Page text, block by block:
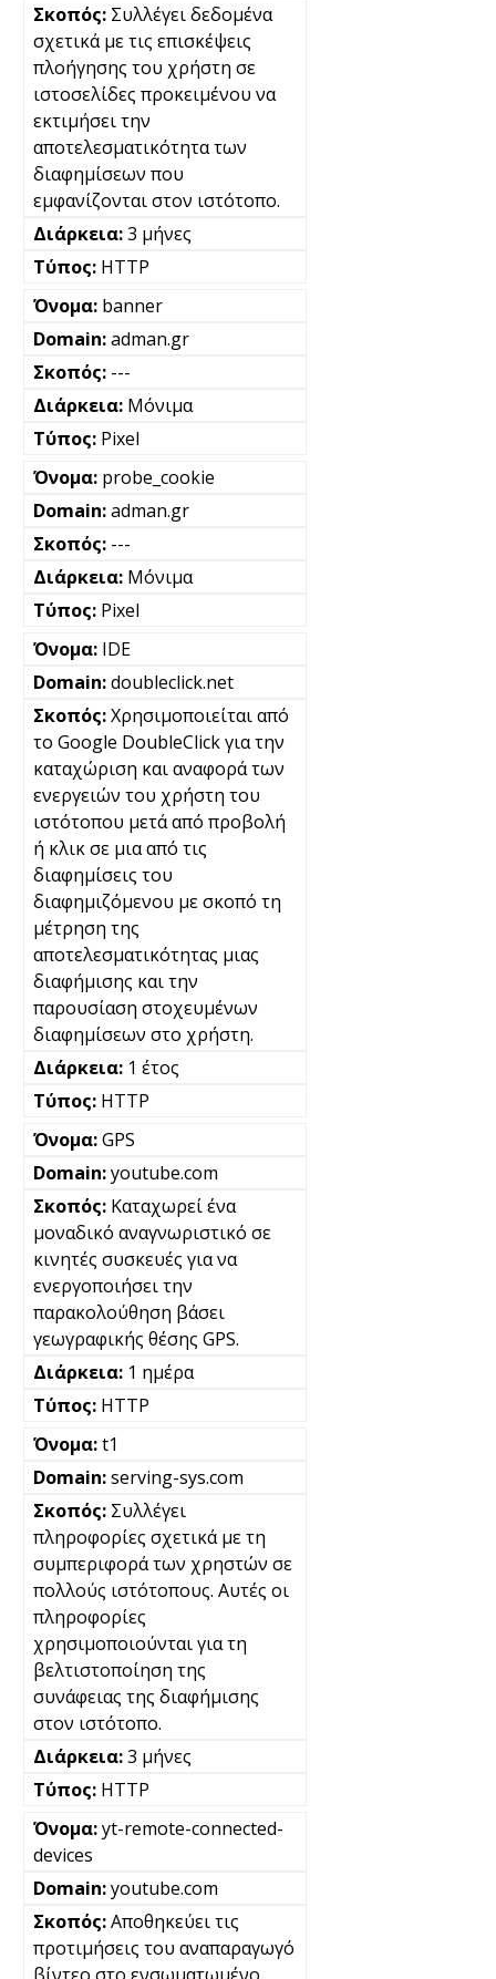
Συλλέγει δεδομένα
σχετικά με τις επισκέψεις
πλοήγησης του χρήστη σε
ιστοσελίδες προκειμένου να
εκτιμήσει την
αποτελεσματικότητα των
διαφημίσεων που
εμφανίζονται στον ιστότοπο.
3 μήνες
HTTP
banner
adman.gr
---
Μόνιμα
Pixel
probe_cookie
adman.gr
---
Μόνιμα
Pixel
IDE
doubleclick.net
Χρησιμοποιείται από
το Google DoubleClick για την
καταχώριση και αναφορά των
ενεργειών του χρήστη του
ιστότοπου μετά από προβολή
ή κλικ σε μια από τις
διαφημίσεις του
διαφημιζόμενου με σκοπό τη
μέτρηση της
αποτελεσματικότητας μιας
διαφήμισης και την
παρουσίαση στοχευμένων
διαφημίσεων στο χρήστη.
1 έτος
HTTP
GPS
youtube.com
Καταχωρεί ένα
μοναδικό αναγνωριστικό σε
κινητές συσκευές για να
ενεργοποιήσει την
παρακολούθηση βάσει
γεωγραφικής θέσης GPS.
1 ημέρα
HTTP
t1
serving-sys.com
Συλλέγει
πληροφορίες σχετικά με τη
συμπεριφορά των χρηστών σε
πολλούς ιστότοπους. Αυτές οι
πληροφορίες
χρησιμοποιούνται για τη
βελτιστοποίηση της
συνάφειας της διαφήμισης
στον ιστότοπο.
3 μήνες
HTTP
yt-remote-connected-
devices
youtube.com
Αποθηκεύει τις
προτιμήσεις του αναπαραγωγό